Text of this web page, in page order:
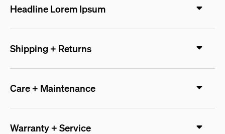
Headline Lorem Ipsum
Shipping + Returns
Care + Maintenance
Warranty + Service